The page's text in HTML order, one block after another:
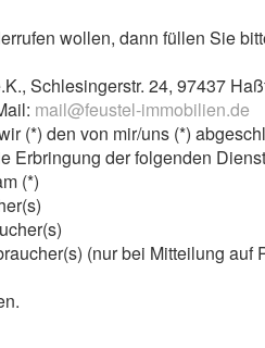
wollen, dann füllen Sie
Schlesingerstr. 24, 97437
mail@feustel-immobilien.de
(*) den von mir/uns (*)
Erbringung der folgenden
(*)
(nur bei Mitteilung auf